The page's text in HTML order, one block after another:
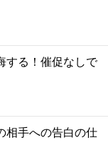
する！催促なしで
相手への告白の仕